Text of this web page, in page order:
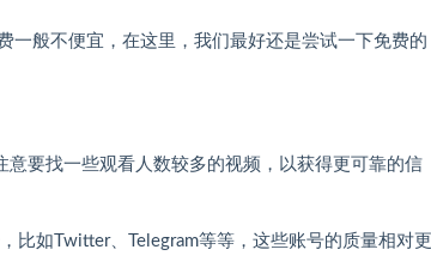
一般不便宜，在这里，我们最好还是尝试一下免费的
要找一些观看人数较多的视频，以获得更可靠的信
比如Twitter、Telegram等等，这些账号的质量相对更